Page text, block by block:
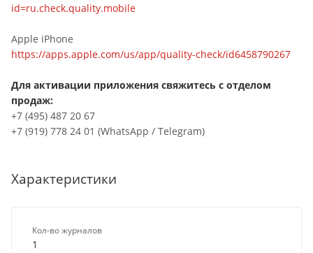
id=ru.check.quality.mobile
Apple iPhone
https://apps.apple.com/us/app/quality-check/id6458790267
Для активации приложения свяжитесь с отделом
продаж:
+7 (495) 487 20 67
+7 (919) 778 24 01 (WhatsApp / Telegram)
Характеристики
Кол-во журналов
1